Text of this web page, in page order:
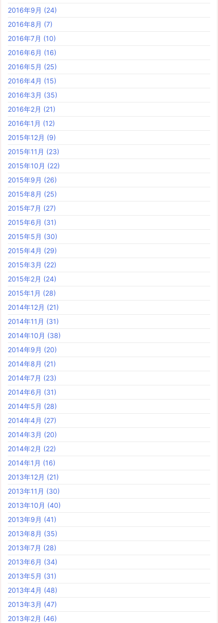
2016年9月 (24)
2016年8月 (7)
2016年7月 (10)
2016年6月 (16)
2016年5月 (25)
2016年4月 (15)
2016年3月 (35)
2016年2月 (21)
2016年1月 (12)
2015年12月 (9)
2015年11月 (23)
2015年10月 (22)
2015年9月 (26)
2015年8月 (25)
2015年7月 (27)
2015年6月 (31)
2015年5月 (30)
2015年4月 (29)
2015年3月 (22)
2015年2月 (24)
2015年1月 (28)
2014年12月 (21)
2014年11月 (31)
2014年10月 (38)
2014年9月 (20)
2014年8月 (21)
2014年7月 (23)
2014年6月 (31)
2014年5月 (28)
2014年4月 (27)
2014年3月 (20)
2014年2月 (22)
2014年1月 (16)
2013年12月 (21)
2013年11月 (30)
2013年10月 (40)
2013年9月 (41)
2013年8月 (35)
2013年7月 (28)
2013年6月 (34)
2013年5月 (31)
2013年4月 (48)
2013年3月 (47)
2013年2月 (46)